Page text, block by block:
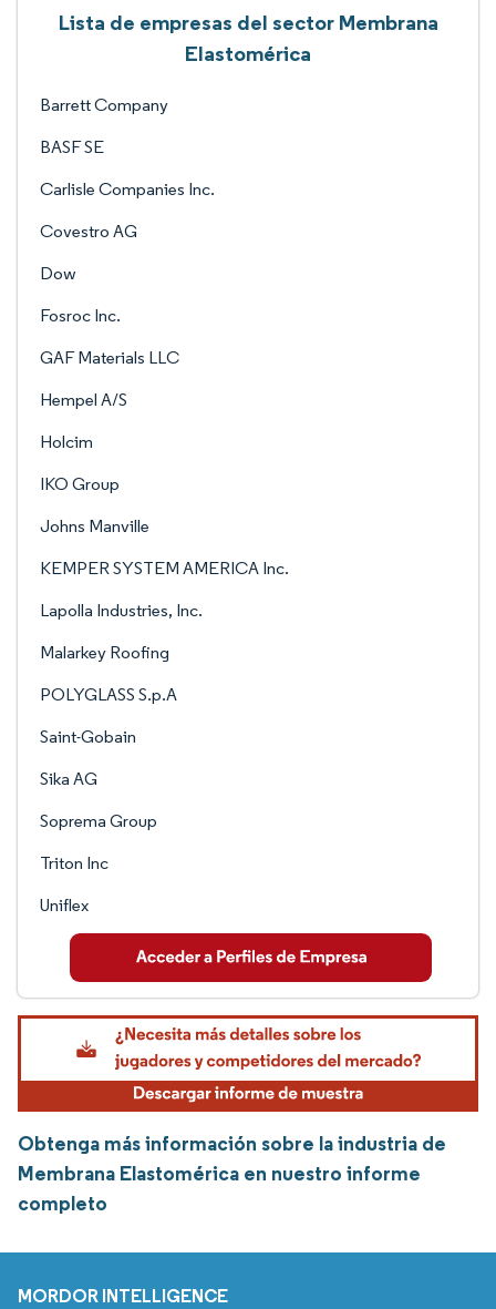
Lista de empresas del sector Membrana
Elastomérica
Barrett Company
BASF SE
Carlisle Companies Inc.
Covestro AG
Dow
Fosroc Inc.
GAF Materials LLC
Hempel A/S
Holcim
IKO Group
Johns Manville
KEMPER SYSTEM AMERICA Inc.
Lapolla Industries, Inc.
Malarkey Roofing
POLYGLASS S.p.A
Saint-Gobain
Sika AG
Soprema Group
Triton Inc
Uniflex
Obtenga más información sobre la industria de
Membrana Elastomérica en nuestro informe
completo
MORDOR INTELLIGENCE